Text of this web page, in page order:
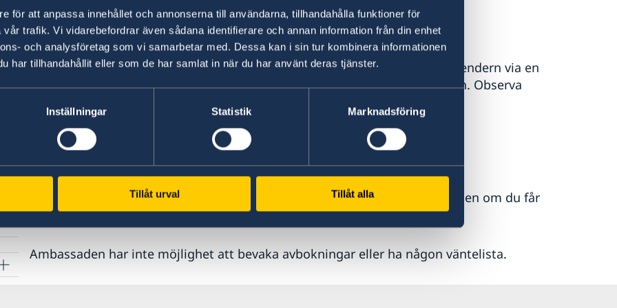
för att anpassa innehållet och annonserna till användarna, tillhandahålla funktioner för
trafik. Vi vidarebefordrar även sådana identifierare och annan information från din enhet
och analysföretag som vi samarbetar med. Dessa kan i sin tur kombinera informationen
har tillhandahållit eller som de har samlat in när du har använt deras tjänster.
Inställningar Statistik Marknadsföring
Tillåt urval Tillåt alla
Migrationsverkets bokningssystem, själv av den sökande.
Här hittar du länk till tidsbokning.
Du får en bättre överblick om du ändrar vyn till ”månad” i tidsbokningskalendern via en
dator. Syns inga lediga tider så är det fullbokat hos ambassaden i Lissabon. Observa
resehandlingar.
Vi har högt tryck på passverksamheten och vi ber dig därför att avboka tiden om du får
förhinder.Här hittar du länk till avbokning.
Ambassaden har inte möjlighet att bevaka avbokningar eller ha någon väntelista.